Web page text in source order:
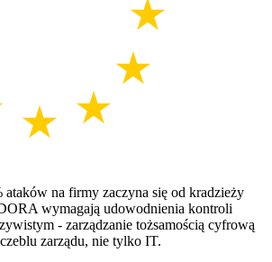
ataków na firmy zaczyna się od kradzieży
wymagają udowodnienia kontroli
- zarządzanie tożsamością cyfrową
zarządu, nie tylko IT.